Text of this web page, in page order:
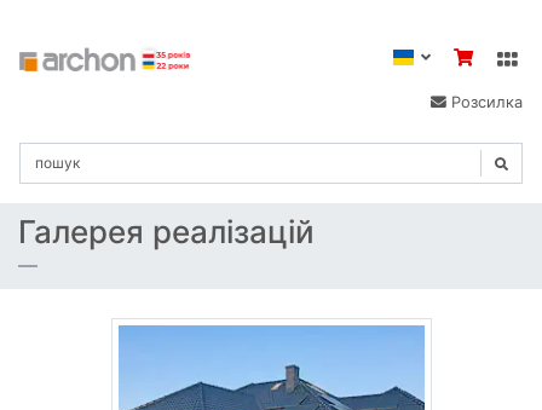
Розсилка
Галерея реалізацій